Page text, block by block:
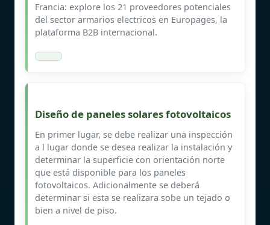
Francia: explore los 21 proveedores potenciales
del sector armarios electricos en Europages, la
plataforma B2B internacional.
Diseño de paneles solares fotovoltaicos
En primer lugar, se debe realizar una inspección
a l lugar donde se desea realizar la instalación y
determinar la superficie con orientación norte
que está disponible para los paneles
fotovoltaicos. Adicionalmente se deberá
determinar si esta se realizara sobe un tejado o
bien a nivel de piso.